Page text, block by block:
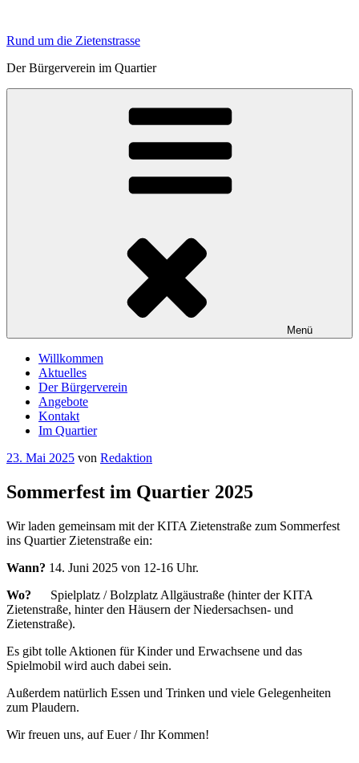
springen
Rund um die Zietenstrasse
Der Bürgerverein im Quartier
Menü
Willkommen
Aktuelles
Der Bürgerverein
Angebote
Kontakt
Im Quartier
Veröffentlicht
23. Mai 2025 von Redaktion
Sommerfest im Quartier 2025
Wir laden gemeinsam mit der KITA Zietenstraße zum Sommerfest
ins Quartier Zietenstraße ein:
Wann? 14. Juni 2025 von 12-16 Uhr.
Wo? Spielplatz / Bolzplatz Allgäustraße (hinter der KITA
Zietenstraße, hinter den Häusern der Niedersachsen- und
Zietenstraße).
Es gibt tolle Aktionen für Kinder und Erwachsene und das
Spielmobil wird auch dabei sein.
Außerdem natürlich Essen und Trinken und viele Gelegenheiten
zum Plaudern.
Wir freuen uns, auf Euer / Ihr Kommen!